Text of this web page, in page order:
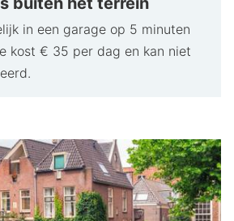
in een garage op 5 minuten
kost € 35 per dag en kan niet